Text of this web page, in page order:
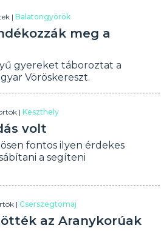
|Balatongyörök
meg a
gyereket táboroztat a
Vöröskereszt.
|Keszthely
volt
fontos ilyen érdekes
a segíteni
|Cserszegtomaj
az Aranykorúak